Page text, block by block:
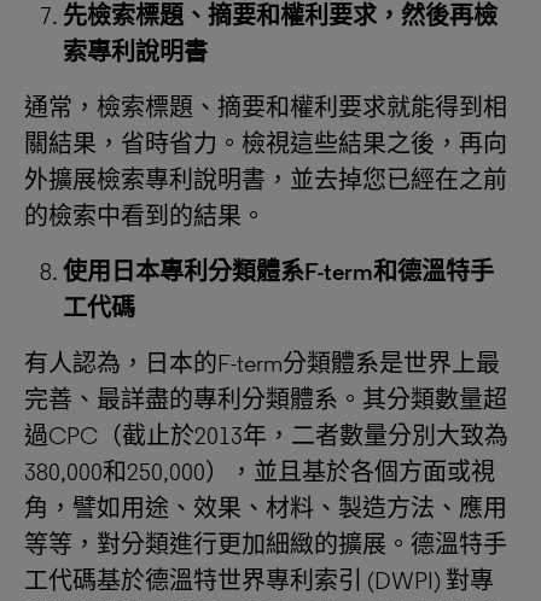
先檢索標題、摘要和權利要求，然後再檢
索專利說明書
通常，檢索標題、摘要和權利要求就能得到相
關結果，省時省力。檢視這些結果之後，再向
外擴展檢索專利說明書，並去掉您已經在之前
的檢索中看到的結果。
使用日本專利分類體系F-term和德溫特手
工代碼
有人認為，日本的F-term分類體系是世界上最
完善、最詳盡的專利分類體系。其分類數量超
過CPC（截止於2013年，二者數量分別大致為
380,000和250,000），並且基於各個方面或視
角，譬如用途、效果、材料、製造方法、應用
等等，對分類進行更加細緻的擴展。德溫特手
工代碼基於德溫特世界專利索引 (DWPI) 對專